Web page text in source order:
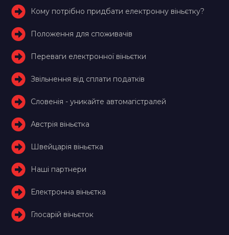
Кому потрібно придбати електронну віньєтку?
Положення для споживачів
Переваги електронної віньєтки
Звільнення від сплати податків
Словенія - уникайте автомагістралей
Австрія віньєтка
Швейцарія віньєтка
Наші партнери
Електронна віньєтка
Глосарій віньєток